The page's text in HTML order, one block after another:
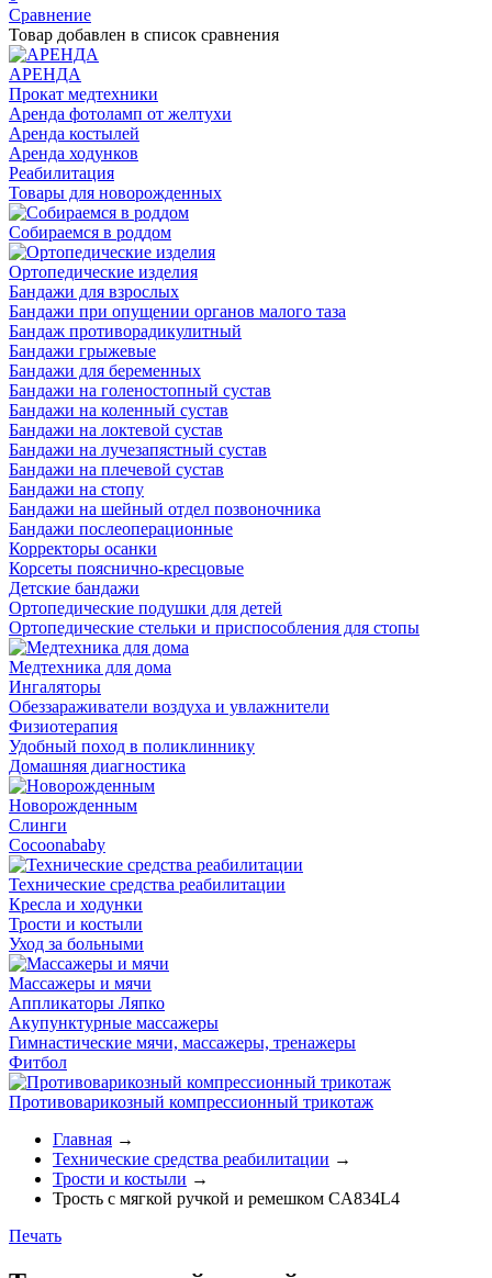
Сравнение
Товар добавлен в список сравнения
АРЕНДА
Прокат медтехники
Аренда фотоламп от желтухи
Аренда костылей
Аренда ходунков
Реабилитация
Товары для новорожденных
Собираемся в роддом
Ортопедические изделия
Бандажи для взрослых
Бандажи при опущении органов малого таза
Бандаж противорадикулитный
Бандажи грыжевые
Бандажи для беременных
Бандажи на голеностопный сустав
Бандажи на коленный сустав
Бандажи на локтевой сустав
Бандажи на лучезапястный сустав
Бандажи на плечевой сустав
Бандажи на стопу
Бандажи на шейный отдел позвоночника
Бандажи послеоперационные
Корректоры осанки
Корсеты пояснично-кресцовые
Детские бандажи
Ортопедические подушки для детей
Ортопедические стельки и приспособления для стопы
Медтехника для дома
Ингаляторы
Обеззараживатели воздуха и увлажнители
Физиотерапия
Удобный поход в поликлиннику
Домашняя диагностика
Новорожденным
Слинги
Cocoonababy
Технические средства реабилитации
Кресла и ходунки
Трости и костыли
Уход за больными
Массажеры и мячи
Аппликаторы Ляпко
Акупунктурные массажеры
Гимнастические мячи, массажеры, тренажеры
Фитбол
Противоварикозный компрессионный трикотаж
Главная →
Технические средства реабилитации →
Трости и костыли →
Трость с мягкой ручкой и ремешком CA834L4
Печать